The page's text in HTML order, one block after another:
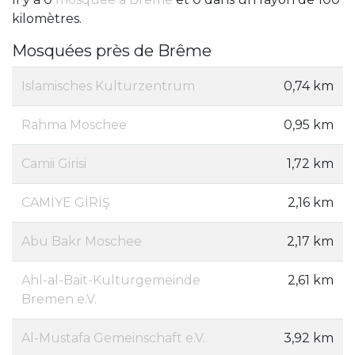
kilomètres.
Mosquées près de Brême
Islamisches Kulturzentrum 0,74 km
Rahma Moschee 0,95 km
Camii Girisi 1,72 km
CAMİYE GİRİŞ 2,16 km
Abu Bakr Moschee 2,17 km
Ahl-al-Bait-Kulturgemeinde
Bremen e.V.
2,61 km
Al-Mustafa Gemeinschaft e.V. 3,92 km